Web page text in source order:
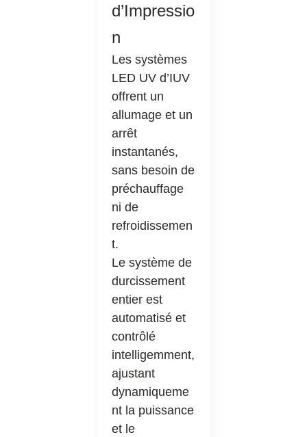
d’Impressio
n
Les systèmes
LED UV d’IUV
offrent un
allumage et un
arrêt
instantanés,
sans besoin de
préchauffage
ni de
refroidissemen
t.
Le système de
durcissement
entier est
automatisé et
contrôlé
intelligemment,
ajustant
dynamiqueme
nt la puissance
et le